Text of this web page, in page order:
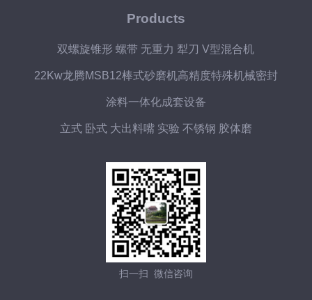
Products
双螺旋锥形 螺带 无重力 犁刀 V型混合机
22Kw龙腾MSB12棒式砂磨机高精度特殊机械密封
涂料一体化成套设备
立式 卧式 大出料嘴 实验 不锈钢 胶体磨
扫一扫 微信咨询